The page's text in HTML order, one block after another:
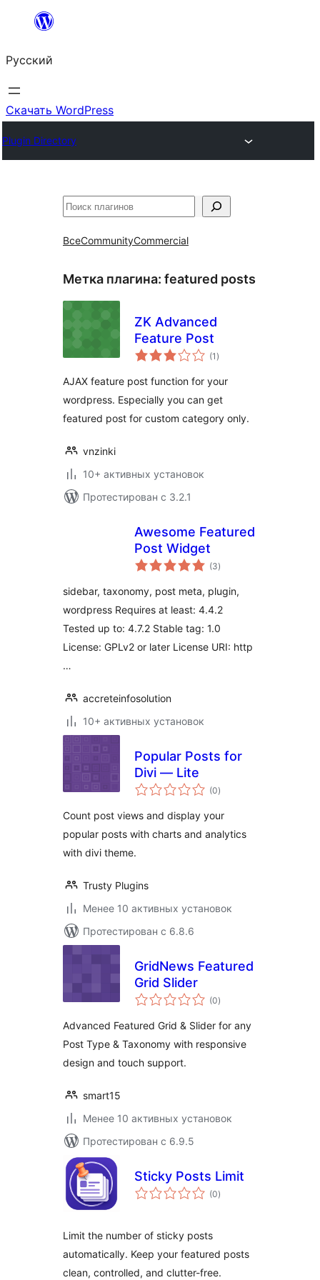
Перейти
содержимому
Русский
Скачать WordPress
Plugin Directory
Поиск
ВсеCommunityCommercial
Метка плагина: featured posts
ZK Advanced
Feature Post
(1 общий
рейтинг
)
AJAX feature post function for your
wordpress. Especially you can get
featured post for custom category only.
vnzinki
10+ активных установок
Протестирован с 3.2.1
Awesome Featured
Post Widget
(3общий
рейтинг
)
sidebar, taxonomy, post meta, plugin,
wordpress Requires at least: 4.4.2
Tested up to: 4.7.2 Stable tag: 1.0
License: GPLv2 or later License URI: http
…
accreteinfosolution
10+ активных установок
Popular Posts for
Divi — Lite
(0общий
рейтинг
)
Count post views and display your
popular posts with charts and analytics
with divi theme.
Trusty Plugins
Менее 10 активных установок
Протестирован с 6.8.6
GridNews Featured
Grid Slider
(0общий
рейтинг
)
Advanced Featured Grid & Slider for any
Post Type & Taxonomy with responsive
design and touch support.
smart15
Менее 10 активных установок
Протестирован с 6.9.5
Sticky Posts Limit
(0общий
рейтинг
)
Limit the number of sticky posts
automatically. Keep your featured posts
clean, controlled, and clutter-free.